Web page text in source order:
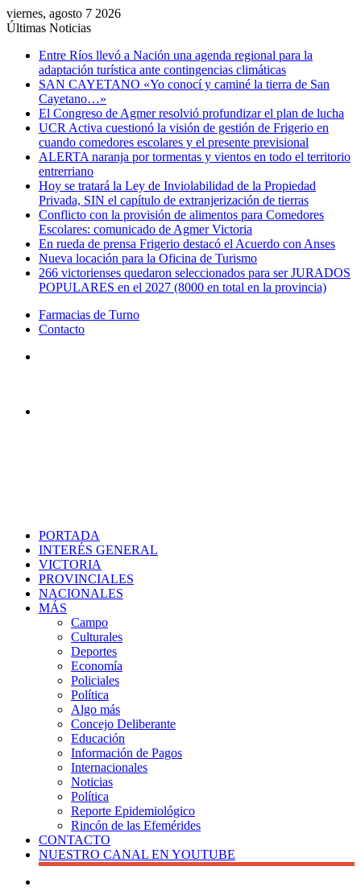
viernes, agosto 7 2026
Últimas Noticias
Entre Ríos llevó a Nación una agenda regional para la
adaptación turística ante contingencias climáticas
SAN CAYETANO «Yo conocí y caminé la tierra de San
Cayetano…»
El Congreso de Agmer resolvió profundizar el plan de lucha
UCR Activa cuestionó la visión de gestión de Frigerio en
cuando comedores escolares y el presente previsional
ALERTA naranja por tormentas y vientos en todo el territorio
entrerriano
Hoy se tratará la Ley de Inviolabilidad de la Propiedad
Privada, SIN el capítulo de extranjerización de tierras
Conflicto con la provisión de alimentos para Comedores
Escolares: comunicado de Agmer Victoria
En rueda de prensa Frigerio destacó el Acuerdo con Anses
Nueva locación para la Oficina de Turismo
266 victorienses quedaron seleccionados para ser JURADOS
POPULARES en el 2027 (8000 en total en la provincia)
Farmacias de Turno
Contacto
PORTADA
INTERÉS GENERAL
VICTORIA
PROVINCIALES
NACIONALES
MÁS
Campo
Culturales
Deportes
Economía
Policiales
Política
Algo más
Concejo Deliberante
Educación
Información de Pagos
Internacionales
Noticias
Política
Reporte Epidemiológico
Rincón de las Efemérides
CONTACTO
NUESTRO CANAL EN YOUTUBE